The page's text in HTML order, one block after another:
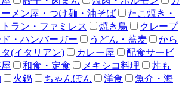
ーメン屋・つけ麺・油そば
たこ焼き・
トラン・ファミレス 焼き鳥
クレープ
・ハンバーガー
うどん・蕎麦
から
(イタリアン) カレー屋
配食サービ
和食・定食 メキシコ料理
丼も
火鍋 ちゃんぽん 洋食
魚介・海